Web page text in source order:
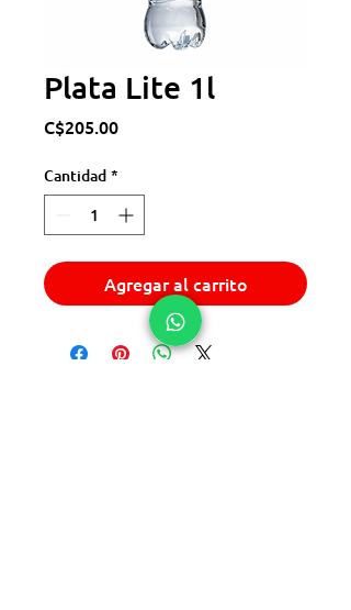
Plata Lite 1l
C$205.00Precio
Cantidad *
Agregar al carrito